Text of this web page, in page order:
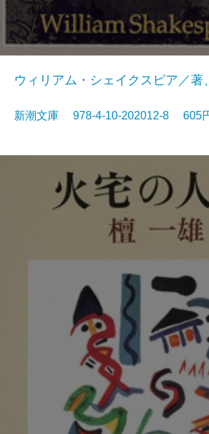
ウィリアム・シェイクスピア／著
新潮文庫 978-4-10-202012-8 605